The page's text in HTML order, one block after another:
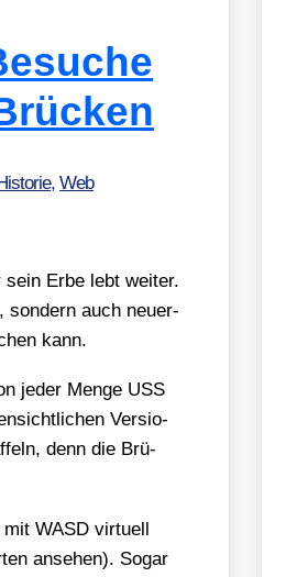
,Web
sein Erbe lebt wei­ter.
son­dern auch neu­er­
kann.
jeder Men­ge USS
Ver­sio­
denn die Brü­
WASD vir­tu­ell
anse­hen). Sogar